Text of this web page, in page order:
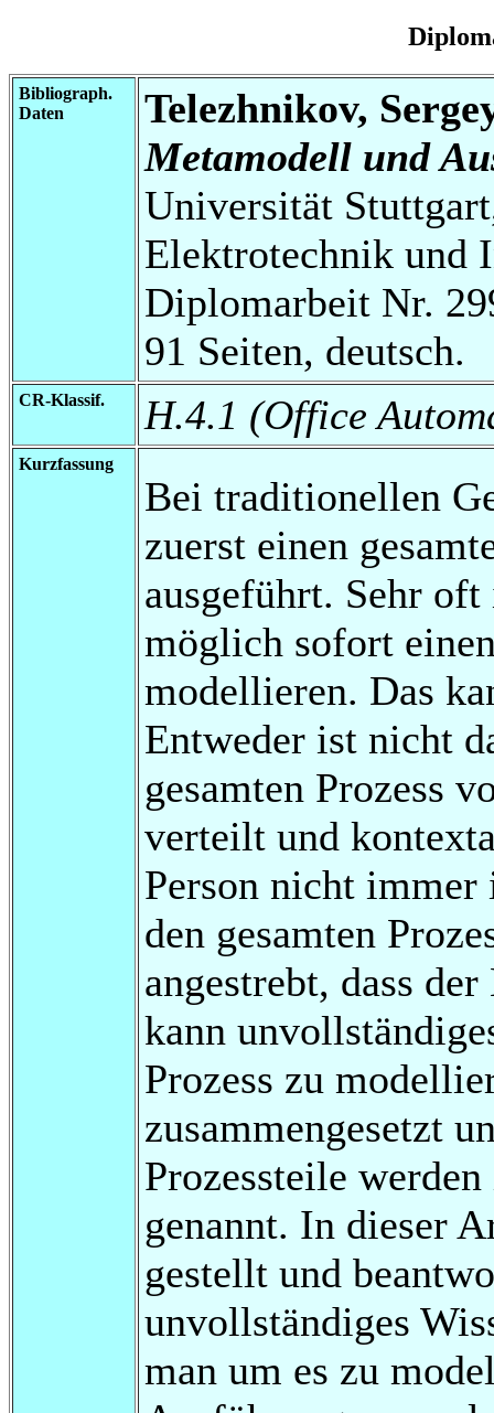
Bibliograph.
Daten
Telezhnikov,
Metamodell und
Universität
Elektrotechnik und
Diplomarbeit Nr.
91 Seiten, deutsch.
CR-Klassif. H.4.1 (Office
Kurzfassung
Bei traditionellen
zuerst einen
ausgeführt. Sehr
möglich sofort
modellieren. Das
Entweder ist nicht
gesamten Prozess
verteilt und
Person nicht immer
den gesamten
angestrebt, dass
kann
Prozess zu
zusammengesetzt
Prozessteile
genannt. In dieser
gestellt und
unvollständiges
man um es zu